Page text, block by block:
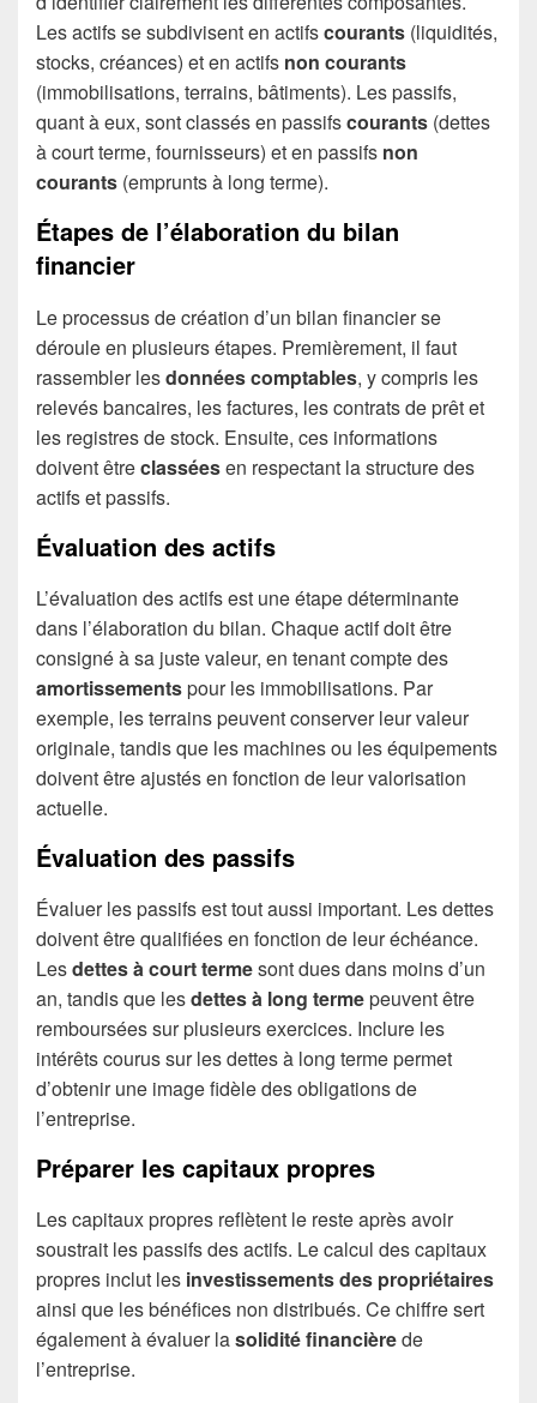
Les actifs se subdivisent en actifscourants (liquidités,
stocks, créances) et en actifs non courants
(immobilisations, terrains, bâtiments). Les passifs,
quant à eux, sont classés en passifscourants (dettes
à court terme, fournisseurs) et en passifs non
courants (emprunts à long terme).
Étapes de l’élaboration du bilan
financier
Le processus de création d’un bilan financier se
déroule en plusieurs étapes. Premièrement, il faut
rassembler lesdonnées comptables, y compris les
relevés bancaires, les factures, les contrats de prêt et
les registres de stock. Ensuite, ces informations
doivent êtreclasséesen respectant la structure des
actifs et passifs.
Évaluation des actifs
L’évaluation des actifs est une étape déterminante
dans l’élaboration du bilan. Chaque actif doit être
consigné à sa juste valeur, en tenant compte des
amortissementspour les immobilisations. Par
exemple, les terrains peuvent conserver leur valeur
originale, tandis que les machines ou les équipements
doivent être ajustés en fonction de leur valorisation
actuelle.
Évaluation des passifs
Évaluer les passifs est tout aussi important. Les dettes
doivent être qualifiées en fonction de leur échéance.
Lesdettes à court termesont dues dans moins d’un
an, tandis que lesdettes à long termepeuvent être
remboursées sur plusieurs exercices. Inclure les
intérêts courus sur les dettes à long terme permet
d’obtenir une image fidèle des obligations de
l’entreprise.
Préparer les capitaux propres
Les capitaux propres reflètent le reste après avoir
soustrait les passifs des actifs. Le calcul des capitaux
propres inclut les investissements des propriétaires
ainsi que les bénéfices non distribués. Ce chiffre sert
également à évaluer lasolidité financièrede
l’entreprise.